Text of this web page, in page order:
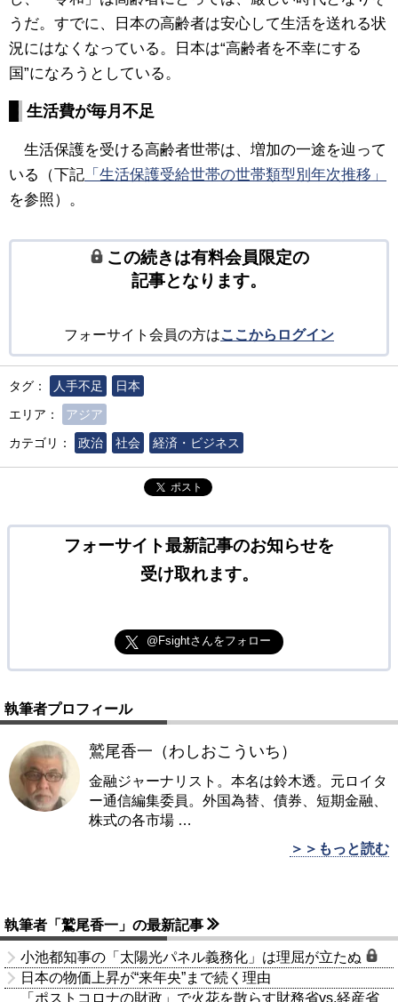
うだ。すでに、日本の高齢者は安心して生活を送れる状
況にはなくなっている。日本は“高齢者を不幸にする
国”になろうとしている。
生活費が毎月不足
生活保護を受ける高齢者世帯は、増加の一途を辿って
いる（下記 「生活保護受給世帯の世帯類型別年次推移」
を参照）。
この続きは有料会員限定の
記事となります。
フォーサイト会員の方はここからログイン
タグ： 人手不足
日本
エリア：
アジア
カテゴリ：
政治 社会 経済・ビジネス
ポスト
フォーサイト最新記事のお知らせを
受け取れます。
@Fsightさんをフォロー
執筆者プロフィール
鷲尾香一（わしおこういち）
金融ジャーナリスト。本名は鈴木透。元ロイタ
ー通信編集委員。外国為替、債券、短期金融、
株式の各市場 …
＞＞もっと読む
執筆者「鷲尾香一」の最新記事
小池都知事の「太陽光パネル義務化」は理屈が立たぬ
日本の物価上昇が“来年央”まで続く理由
「ポストコロナの財政」で火花を散らす財務省vs.経産省